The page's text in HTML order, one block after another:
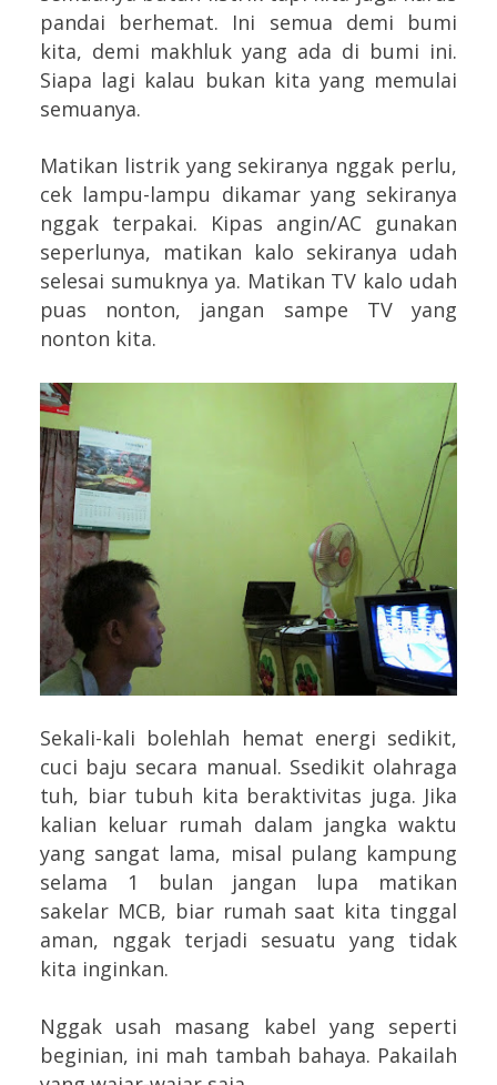
pandai berhemat. Ini semua demi bumi
kita, demi makhluk yang ada di bumi ini.
Siapa lagi kalau bukan kita yang memulai
semuanya.
Matikan listrik yang sekiranya nggak perlu,
cek lampu-lampu dikamar yang sekiranya
nggak terpakai. Kipas angin/AC gunakan
seperlunya, matikan kalo sekiranya udah
selesai sumuknya ya. Matikan TV kalo udah
puas nonton, jangan sampe TV yang
nonton kita.
Sekali-kali bolehlah hemat energi sedikit,
cuci baju secara manual. Ssedikit olahraga
tuh, biar tubuh kita beraktivitas juga. Jika
kalian keluar rumah dalam jangka waktu
yang sangat lama, misal pulang kampung
selama 1 bulan jangan lupa matikan
sakelar MCB, biar rumah saat kita tinggal
aman, nggak terjadi sesuatu yang tidak
kita inginkan.
Nggak usah masang kabel yang seperti
beginian, ini mah tambah bahaya. Pakailah